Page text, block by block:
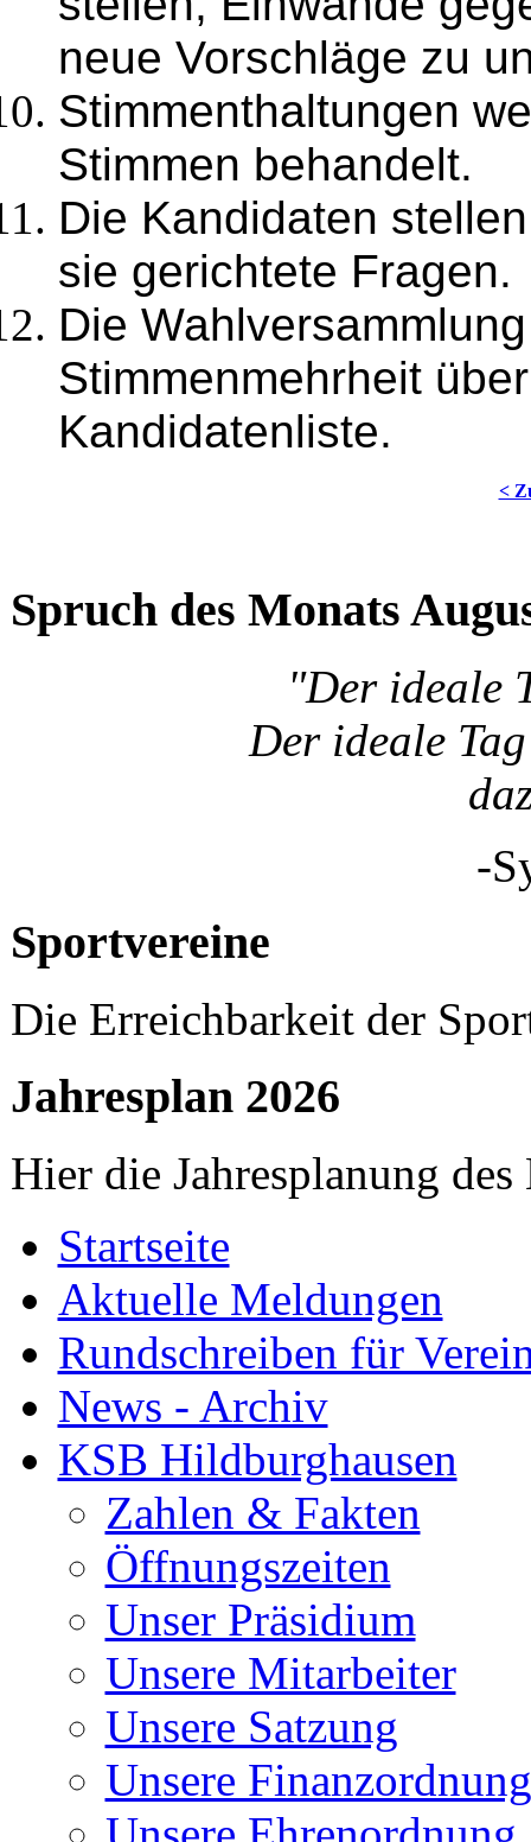
neue Vorschläge zu
Stimmenthaltungen
Stimmen behandelt.
Die Kandidaten
sie gerichtete Fragen.
Die
Stimmenmehrheit
Kandidatenliste.
<
Spruch des Monats
"Der ideale
Der ideale
-
Sportvereine
Die Erreichbarkeit der
Jahresplan 2026
Hier die Jahresplanung
Startseite
Aktuelle Meldungen
Rundschreiben für
News - Archiv
KSB Hildburghausen
Zahlen & Fakten
Öffnungszeiten
Unser Präsidium
Unsere Mitarbeiter
Unsere Satzung
Unsere Finanzordnung